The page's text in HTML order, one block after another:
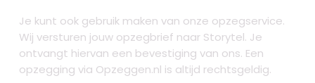
Je kunt ook gebruik maken van onze opzegservice.
Wij versturen jouw opzegbrief naar Storytel. Je
ontvangt hiervan een bevestiging van ons. Een
opzegging via Opzeggen.nl is altijd rechtsgeldig.